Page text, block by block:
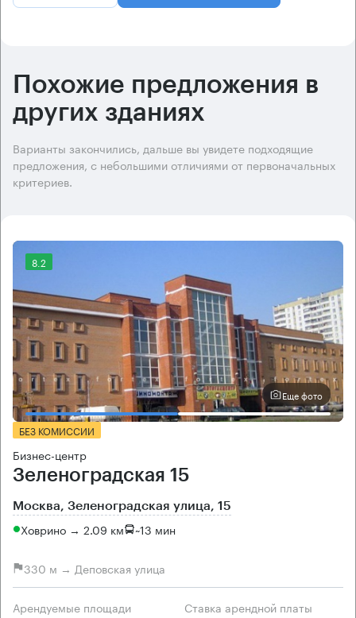
Похожие предложения в
других зданиях
Варианты закончились, дальше вы увидете подходящие
предложения, с небольшими отличиями от первоначальных
критериев.
8.2
Еще фото
БЕЗ КОМИССИИ
Бизнес-центр
Зеленоградская 15
Москва, Зеленоградская улица, 15
Ховрино → 2.09 км ~13 мин
330 м → Деповская улица
Арендуемые площади Ставка арендной платы